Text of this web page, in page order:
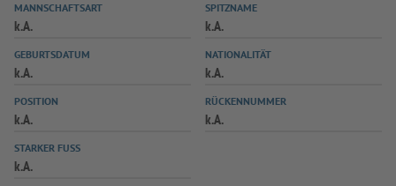
SPIELPLUS
MANNSCHAFTSART
k.A.
SPITZNAME
k.A.
GEBURTSDATUM
k.A.
NATIONALITÄT
k.A.
POSITION
k.A.
RÜCKENNUMMER
k.A.
STARKER FUSS
k.A.